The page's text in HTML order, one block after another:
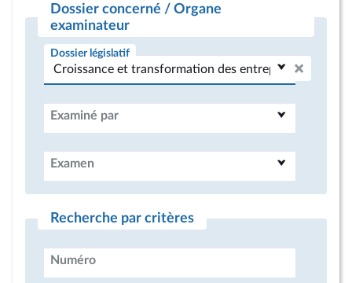
Dossier concerné / Organe
examinateur
Dossier législatif
Examiné par
Examen
Recherche par critères
Numéro